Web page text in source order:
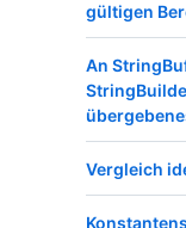
gültigen
An
Vergleich